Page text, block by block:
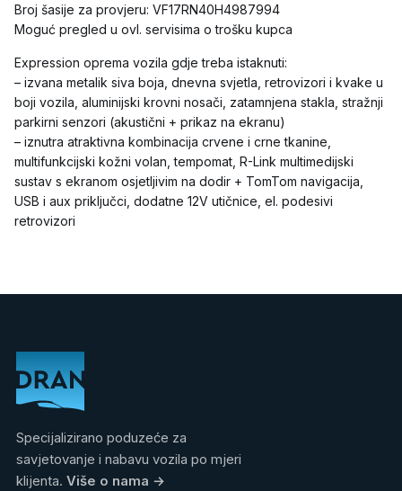
Broj šasije za provjeru: VF17RN40H4987994
Moguć pregled u ovl. servisima o trošku kupca
Expression oprema vozila gdje treba istaknuti:
– izvana metalik siva boja, dnevna svjetla, retrovizori i kvake u
boji vozila, aluminijski krovni nosači, zatamnjena stakla, stražnji
parkirni senzori (akustični + prikaz na ekranu)
– iznutra atraktivna kombinacija crvene i crne tkanine,
multifunkcijski kožni volan, tempomat, R-Link multimedijski
sustav s ekranom osjetljivim na dodir + TomTom navigacija,
USB i aux priključci, dodatne 12V utičnice, el. podesivi
retrovizori
Specijalizirano poduzeće za
savjetovanje i nabavu vozila po mjeri
klijenta. Više o nama →